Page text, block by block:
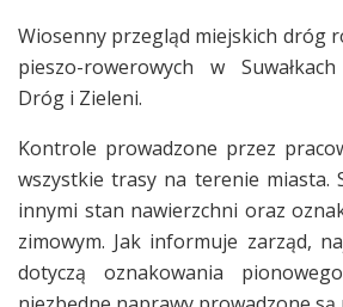
Wiosenny przegląd miejskich dróg
pieszo-rowerowych w
Dróg i Zieleni.
Kontrole prowadzone przez
wszystkie trasy na terenie miasta.
innymi stan nawierzchni oraz
zimowym. Jak informuje zarząd,
dotyczą oznakowania